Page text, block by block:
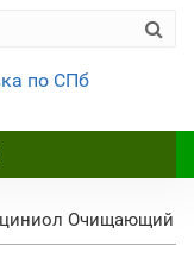
по СПб
Очищающий